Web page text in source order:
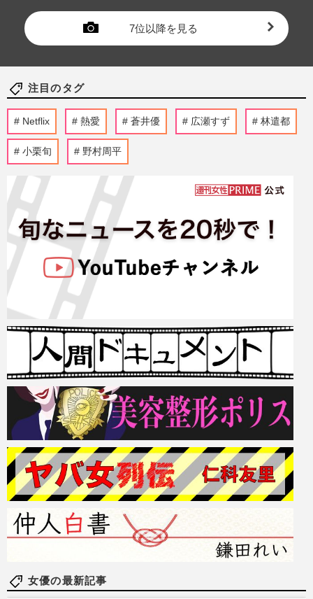
7位以降を見る
注目のタグ
Netflix 熱愛 蒼井優 広瀬すず 林遣都
小栗旬 野村周平
女優の最新記事